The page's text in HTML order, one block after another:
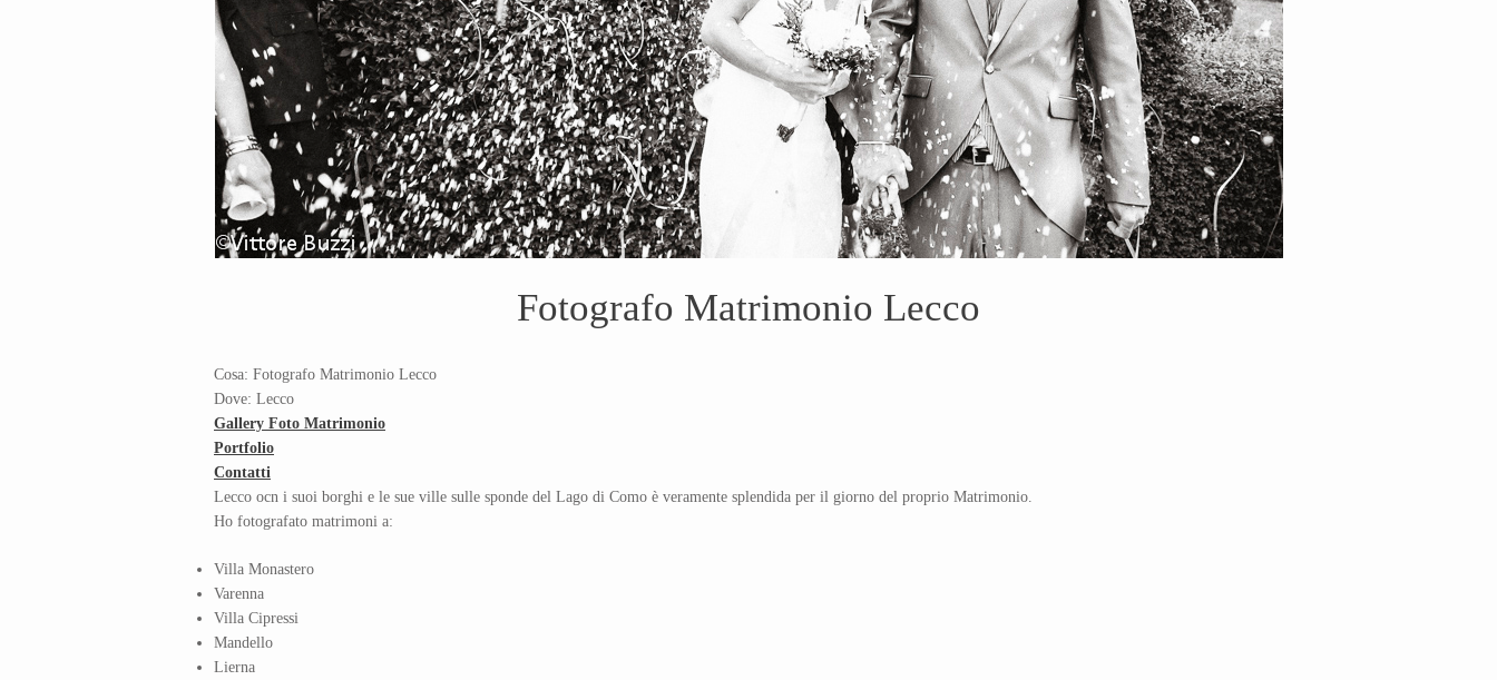
Fotografo Matrimonio Lecco
Cosa: Fotografo Matrimonio Lecco
Dove: Lecco
Gallery Foto Matrimonio
Portfolio
Contatti
Lecco ocn i suoi borghi e le sue ville sulle sponde del Lago di Como è veramente splendida per il giorno del proprio Matrimonio.
Ho fotografato matrimoni a:
Villa Monastero
Varenna
Villa Cipressi
Mandello
Lierna